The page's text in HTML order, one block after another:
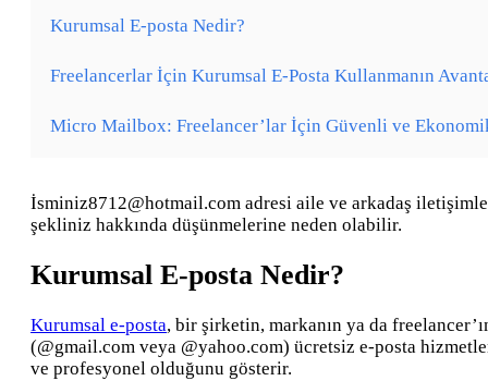
Kurumsal E-posta Nedir?
Freelancerlar İçin Kurumsal E-Posta Kullanmanın
Micro Mailbox: Freelancer’lar İçin Güvenli ve
İsminiz8712@hotmail.com adresi aile ve arkadaş
şekliniz hakkında düşünmelerine neden olabilir.
Kurumsal E-posta Nedir?
Kurumsal e-posta, bir şirketin, markanın ya da
(@gmail.com veya @yahoo.com) ücretsiz e-posta
ve profesyonel olduğunu gösterir.